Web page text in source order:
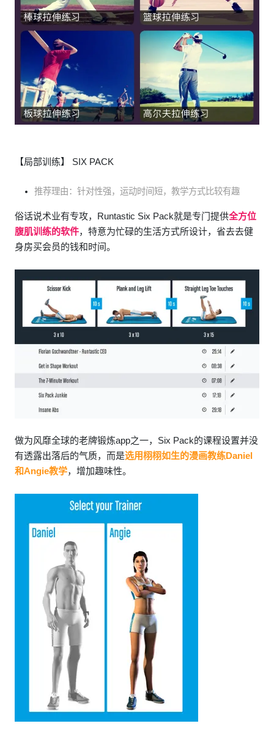
【局部训练】 SIX PACK
推荐理由：针对性强，运动时间短，教学方式比较有趣
俗话说术业有专攻，Runtastic Six Pack就是专门提供全方位
腹肌训练的软件，特意为忙碌的生活方式所设计，省去去健
身房买会员的钱和时间。
做为风靡全球的老牌锻炼app之一，Six Pack的课程设置并没
有透露出落后的气质，而是选用栩栩如生的漫画教练Daniel
和Angie教学，增加趣味性。